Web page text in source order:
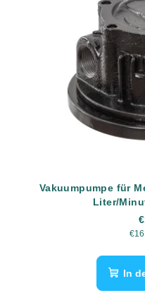
Vakuumpumpe für
Liter/
In